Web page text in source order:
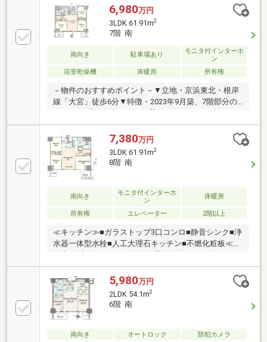
理に集中しやすい独立タイプ・各居室に収納スペース
を配置・オートロック・宅配ボックス付・ペット飼育
可能(細則有)▼設備・食器洗乾燥機・浴室乾燥機▼周
辺環境・成城石井ルミネ大宮ルミネ1店 徒歩7分(約
520m)・さいたま市大宮小学校 徒歩8分(約590m)■ ご
希望の住まい探しをお手伝いします ━━━━━・・・
物件の詳細・ご相談はお気軽にお問い合わせくださ
い。
6,980万円
3LDK 61.91m2
7階 南
南向き 駐車場あり
モニタ付インターホ
ン
浴室乾燥機
床暖房 所有権
－物件のおすすめポイント－▼立地・京浜東北・根岸
線「大宮」徒歩6分▼特徴・2023年9月築、7階部分の
ルコニー・アウトドアユニットヤード有・ペット飼育
可(規約制限有)・室内綺麗にお使いです▼設備・床暖
房(LD)・浴室暖房乾燥機・浄水器・非接触キー・オー
トロック▼周辺環境・大宮高島屋 徒歩4分(約320m)・
成城石井ルミネ大宮ルミネ1店 徒歩7分(約520m)※室外
機置場／2.36平米■ ご希望の住まい探しをお手伝いし
ます ━━━━━・・・物件の詳細・ご相談はお気軽に
7,380万円
3LDK 61.91m2
8階 南
南向き
モニタ付インターホ
ン
床暖房
所有権 エレベーター 2階以上
≪キッチン≫■ガラストップ3口コンロ■静音シンク■浄
水器一体型水栓■人工大理石キッチン■不燃化粧板≪洗
ト一体型便器■縦型ミラー（浴室）≪アメニティ
≫■TES温水式床暖房■24時間換気システム■エコジョ
ーズ≪構造≫■二重床・二重天井
5,980万円
2LDK 54.1m2
6階 南
南向き オートロック
防犯カメラ